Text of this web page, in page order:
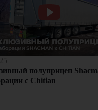
полуприцеп
с Chitian